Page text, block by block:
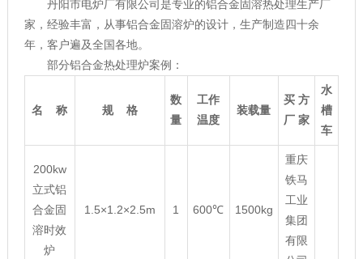
丹阳市电炉厂有限公司是专业的铝合金固溶热处理生产厂
家，经验丰富，从事铝合金固溶炉的设计，生产制造四十余
年，客户遍及全国各地。
部分铝合金热处理炉案例：
名 称 规 格
数
量
工作
温度
装载量
买 方
厂 家
水
槽
车
200kw
立式铝
合金固
溶时效
炉
1.5×1.2×2.5m 1 600℃ 1500kg
重庆
铁马
工业
集团
有限